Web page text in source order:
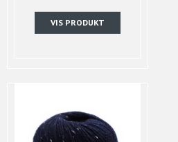
VIS PRODUKT